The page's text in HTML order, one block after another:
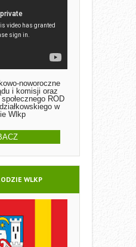
noworoczne
i komisji oraz
ROD
w
Wlkp
WLKP